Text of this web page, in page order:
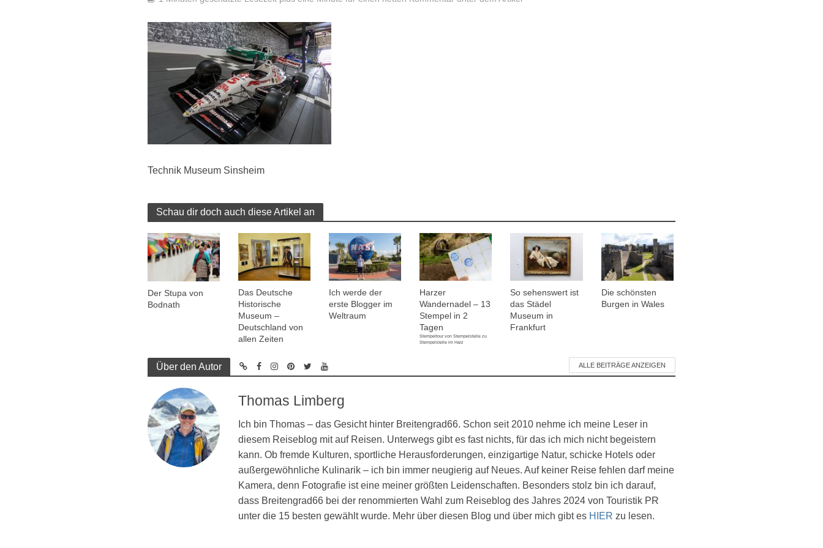
Technik Museum Sinsheim
Schau dir doch auch diese Artikel an
Der Stupa von
Bodnath
Das Deutsche
Historische
Museum –
Deutschland von
allen Zeiten
Ich werde der
erste Blogger im
Weltraum
Harzer
Wandernadel – 13
Stempel in 2
Tagen
Stempeltour von Stempelstelle zu
Stempelstelle im Harz
So sehenswert ist
das Städel
Museum in
Frankfurt
Die schönsten
Burgen in Wales
Über den Autor ALLE BEITRÄGE ANZEIGEN
Thomas Limberg
Ich bin Thomas – das Gesicht hinter Breitengrad66. Schon seit 2010 nehme ich meine Leser in
diesem Reiseblog mit auf Reisen. Unterwegs gibt es fast nichts, für das ich mich nicht begeistern
kann. Ob fremde Kulturen, sportliche Herausforderungen, einzigartige Natur, schicke Hotels oder
außergewöhnliche Kulinarik – ich bin immer neugierig auf Neues. Auf keiner Reise fehlen darf meine
Kamera, denn Fotografie ist eine meiner größten Leidenschaften. Besonders stolz bin ich darauf,
dass Breitengrad66 bei der renommierten Wahl zum Reiseblog des Jahres 2024 von Touristik PR
unter die 15 besten gewählt wurde. Mehr über diesen Blog und über mich gibt es HIER zu lesen.